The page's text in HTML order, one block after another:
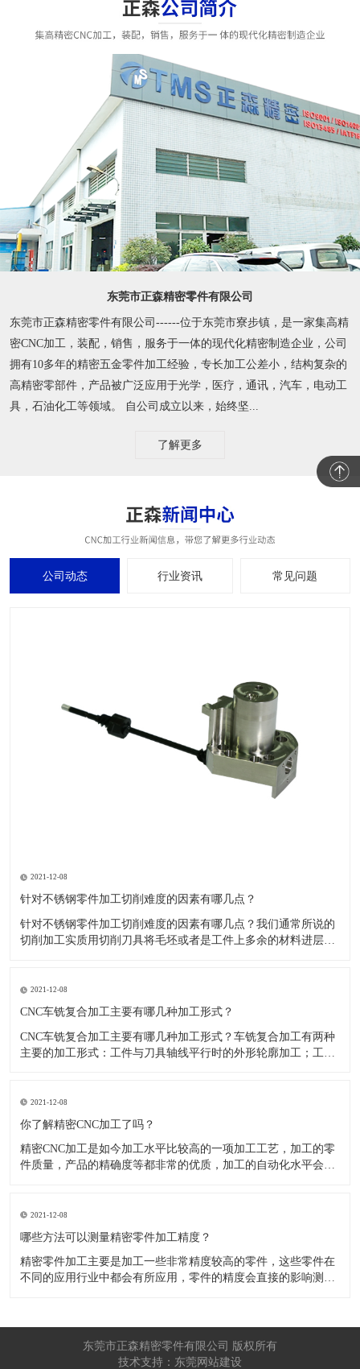
东莞市正森精密零件有限公司
东莞市正森精密零件有限公司------位于东莞市寮步镇，是一家集高精
密CNC加工，装配，销售，服务于一体的现代化精密制造企业，公司
拥有10多年的精密五金零件加工经验，专长加工公差小，结构复杂的
高精密零部件，产品被广泛应用于光学，医疗，通讯，汽车，电动工
具，石油化工等领域。 自公司成立以来，始终坚...
了解更多
公司动态 行业资讯 常见问题
2021-12-08
针对不锈钢零件加工切削难度的因素有哪几点？
针对不锈钢零件加工切削难度的因素有哪几点？我们通常所说的
切削加工实质用切削刀具将毛坯或者是工件上多余的材料进层进
其他的常规材料，比如铜材和铝合金，究其原因有以下几个关键
因素： 一
2021-12-08
CNC车铣复合加工主要有哪几种加工形式？
CNC车铣复合加工主要有哪几种加工形式？车铣复合加工有两种
主要的加工形式：工件与刀具轴线平行时的外形轮廓加工；工件
2021-12-08
​你了解精密CNC加工了吗？
精密CNC加工是如今加工水平比较高的一项加工工艺，加工的零
件质量，产品的精确度等都非常的优质，加工的自动化水平会比
自动化技术水平高，非常适合加工轮廊样子繁杂的曲线图，斜面
零
2021-12-08
​哪些方法可以测量精密零件加工精度？
精密零件加工主要是加工一些非常精度较高的零件，这些零件在
不同的应用行业中都会有所应用，零件的精度会直接的影响测量
工按量具量仪的读数值是否直接表示被测尺寸的数值，可分为测
东莞市正森精密零件有限公司 版权所有
技术支持：东莞网站建设